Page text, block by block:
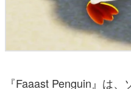
『Faaast Penguin』は